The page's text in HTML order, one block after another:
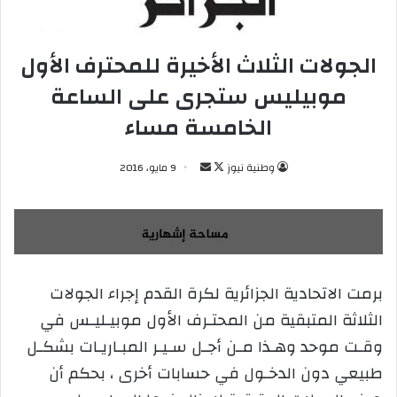
الجولات الثلاث الأخيرة للمحترف الأول
موبيليس ستجرى على الساعة
الخامسة مساء
وطنية نيوز
ت
ب
ع
ع
ى
X
س
ل
ب
ي
د
ا
إ
ل
9 مايو، 2016
برمت الاتحادية الجزائرية لكرة القدم إجراء الجولات
الثلاثة المتبقية من المحتـرف الأول موبيـليـس في
وقـت موحد وهـذا مـن أجـل سـيـر المبـاريـات بشكـل
طبيعي دون الدخـول في حسابات أخرى ، بحكم أن